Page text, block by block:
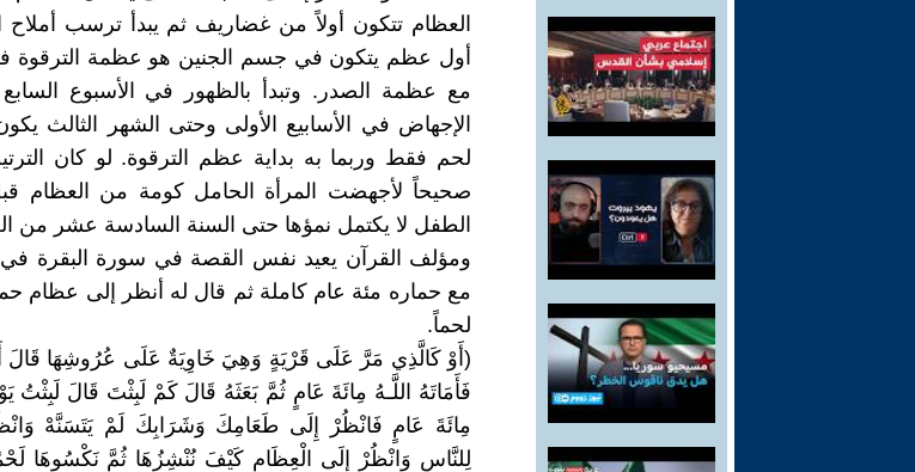
العظام تتكون أولاً من غضاريف ثم يبدأ ترسب أملاح
أول عظم يتكون في جسم الجنين هو عظمة الترقوة
مع عظمة الصدر. وتبدأ بالظهور في الأسبوع
الإجهاض في الأسابيع الأولى وحتى الشهر الثالث
لحم فقط وربما به بداية عظم الترقوة. لو كان
صحيحاً لأجهضت المرأة الحامل كومة من العظام
الطفل لا يكتمل نمؤها حتى السنة السادسة عشر من
ومؤلف القرآن يعيد نفس القصة في سورة البقرة في
مع حماره مئة عام كاملة ثم قال له أنظر إلى عظام
لحماً.
(أَوْ كَالَّذِي مَرَّ عَلَى قَرْيَةٍ وَهِيَ خَاوِيَةٌ عَلَى عُرُوشِهَا قَالَ
فَأَمَاتَهُ اللَّـهُ مِائَةَ عَامٍ ثُمَّ بَعَثَهُ قَالَ كَمْ لَبِثْتَ قَالَ
مِائَةَ عَامٍ فَانْظُرْ إِلَى طَعَامِكَ وَشَرَابِكَ لَمْ يَتَسَنَّهْ
لِلنَّاسِ وَانْظُرْ إِلَى الْعِظَامِ كَيْفَ نُنْشِزُهَا ثُمَّ نَكْسُوهَا